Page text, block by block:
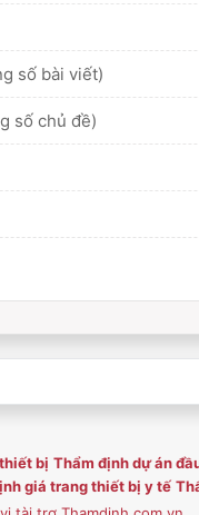
số bài viết)
số chủ đề)
bị Thẩm định dự án
giá trang thiết bị y tế